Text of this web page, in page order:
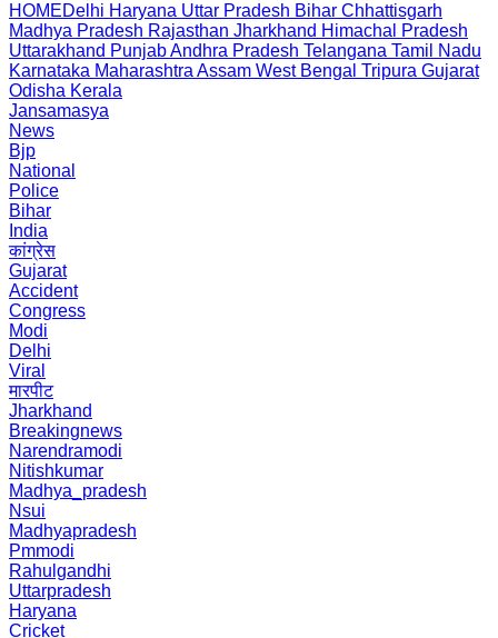
HOMEDelhi Haryana Uttar Pradesh Bihar Chhattisgarh
Madhya Pradesh Rajasthan Jharkhand Himachal Pradesh
Uttarakhand PunjabAndhra Pradesh Telangana Tamil Nadu
Karnataka Maharashtra Assam West Bengal Tripura Gujarat
Odisha Kerala
Jansamasya
News
Bjp
National
Police
Bihar
India
कांग्रेस
Gujarat
Accident
Congress
Modi
Delhi
Viral
मारपीट
Jharkhand
Breakingnews
Narendramodi
Nitishkumar
Madhya_pradesh
Nsui
Madhyapradesh
Pmmodi
Rahulgandhi
Uttarpradesh
Haryana
Cricket